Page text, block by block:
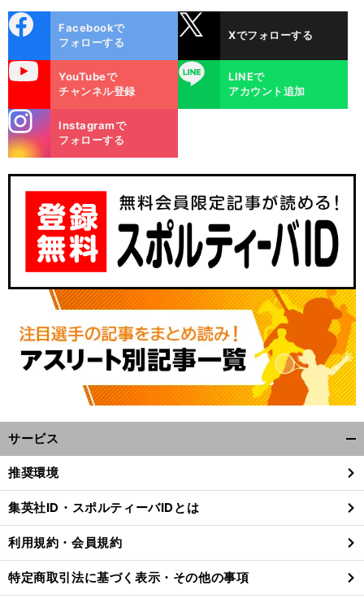
ok
Facebookで
フォローする
Xでフォローする
YouTubeで
チャンネル登録
LINE
LINEで
アカウント追加
m
Instagramで
フォローする
サービス
閉
る
推奨環境
集英社ID・スポルティーバIDとは
利用規約・会員規約
特定商取引法に基づく表示・その他の事項